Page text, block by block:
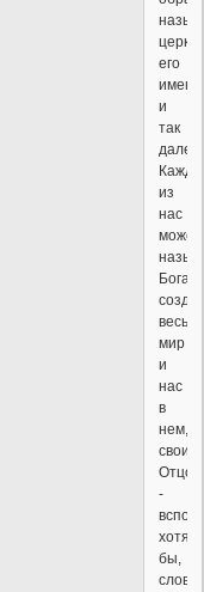
его
имени,
и
так
далее.
из
нас
может
Бога,
весь
мир
и
нас
в
нем,
своим
-
хотя
бы,
слова